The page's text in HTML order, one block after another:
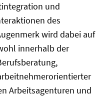
und
des
wird dabei auf
innerhalb der
Arbeitsagenturen und